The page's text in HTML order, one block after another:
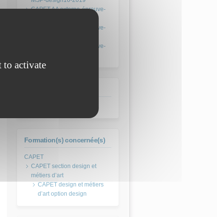
CAPET AA externe-épreuve-
CAPET AA externe-épreuve-
CAPET AA externe-épreuve-
Formation(s) concernée(s)
CAPET section design et
métiers d’art
CAPET design et métiers
d’art option design
to activate